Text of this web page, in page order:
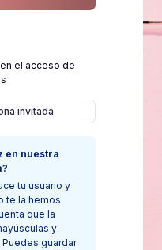
el acceso de
invitada
en nuestra
tu usuario y
te la hemos
que la
y
guardar